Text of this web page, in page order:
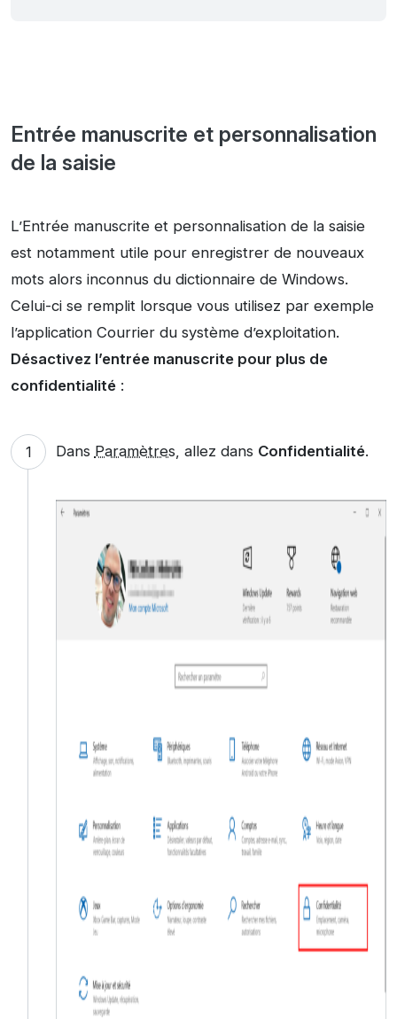
Entrée manuscrite et personnalisation
de la saisie
L’Entrée manuscrite et personnalisation de la saisie
est notamment utile pour enregistrer de nouveaux
mots alors inconnus du dictionnaire de Windows.
Celui-ci se remplit lorsque vous utilisez par exemple
l’application Courrier du système d’exploitation.
Désactivez l’entrée manuscrite pour plus de
confidentialité :
Dans Paramètres, allez dans Confidentialité.